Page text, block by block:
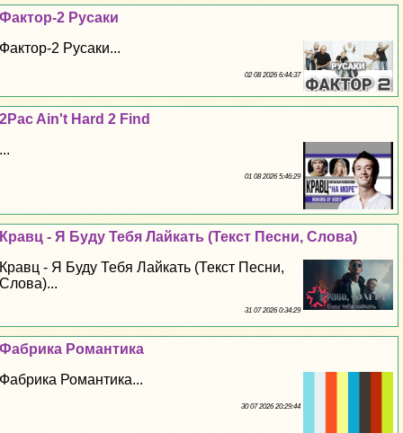
Фактор-2 Русаки
Фактор-2 Русаки...
02 08 2026 6:44:37
2Pac Ain't Hard 2 Find
...
01 08 2026 5:46:29
Кравц - Я Буду Тебя Лайкать (Текст Песни, Слова)
Кравц - Я Буду Тебя Лайкать (Текст Песни,
Слова)...
31 07 2026 0:34:29
Фабрика Романтика
Фабрика Романтика...
30 07 2026 20:29:44